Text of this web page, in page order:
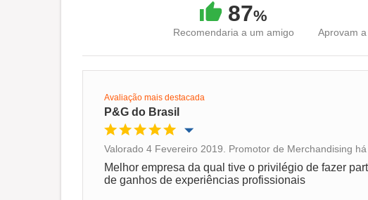
87%
Recomendaria a um amigo Aprovam
Avaliação mais destacada
P&G do Brasil
Oportunidade de promoção
Valorado 4 Fevereiro 2019. Promotor de Merchandising
Melhor empresa da qual tive o privilégio de fazer
de ganhos de experiências profissionais